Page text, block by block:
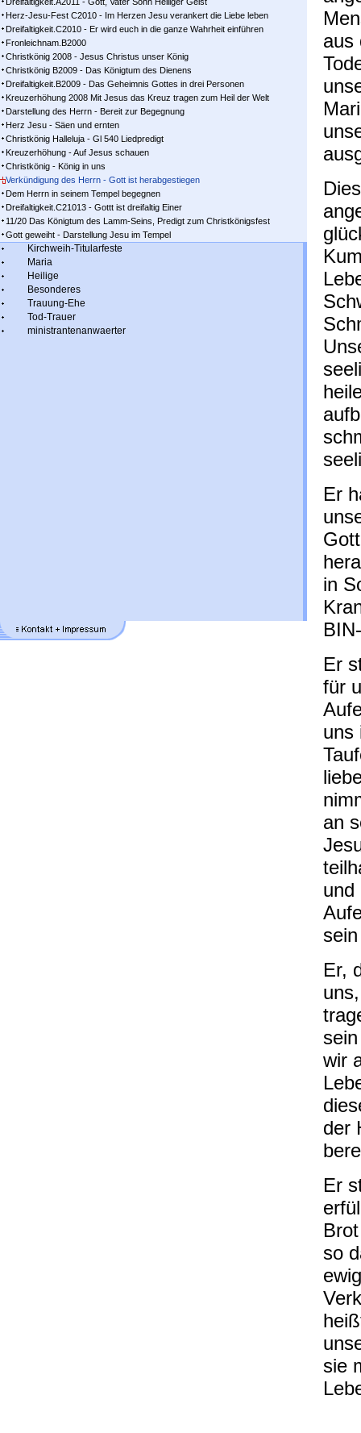
Herz-Jesu-Fest C2010 - Im Herzen Jesu verankert die Liebe leben
Dreifaltigkeit.C2010 - Er wird euch in die ganze Wahrheit einführen
Fronleichnam.B2000
Christkönig 2008 - Jesus Christus unser König
Christkönig B2009 - Das Königtum des Dienens
Dreifaltigkeit.B2009 - Das Geheimnis Gottes in drei Personen
Kreuzerhöhung 2008 Mit Jesus das Kreuz tragen zum Heil der Welt
Darstellung des Herrn - Bereit zur Begegnung
Herz Jesu - Säen und ernten
Christkönig Halleluja - Gl 540 Liedpredigt
Kreuzerhöhung - Auf Jesus schauen
Christkönig - König in uns
Verkündigung des Herrn - Gott ist herabgestiegen
Dem Herrn in seinem Tempel begegnen
Dreifaltigkeit.C21013 - Gottt ist dreifaltig Einer
11/20 Das Königtum des Lamm-Seins, Predigt zum Christkönigsfest
Gott geweiht - Darstellung Jesu im Tempel
Kirchweih-Titularfeste
Maria
Heilige
Besonderes
Trauung-Ehe
Tod-Trauer
ministrantenanwaerter
aus
Er
in
Er
für
uns
an
und
Er,
wir
der
Er
so
sie